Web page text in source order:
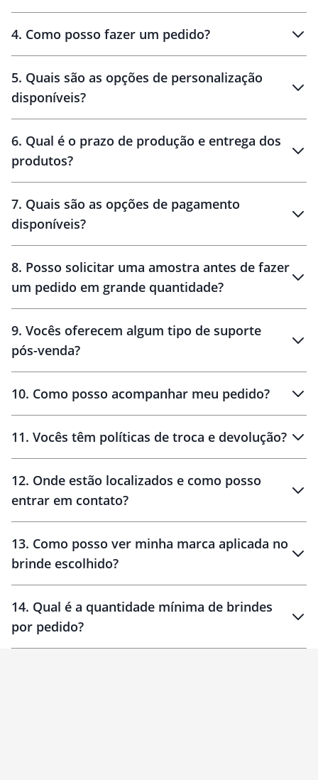
personalizados
brinde
personalização
4. Como posso fazer um pedido?
amostra virtual
5. Quais são as opções de personalização
disponíveis?
6. Qual é o prazo de produção e entrega dos
produtos?
10 dias
brinde
48 horas
7. Quais são as opções de pagamento
disponíveis?
8. Posso solicitar uma amostra antes de fazer
um pedido em grande quantidade?
amostras
9. Vocês oferecem algum tipo de suporte
pós-venda?
10. Como posso acompanhar meu pedido?
11. Vocês têm políticas de troca e devolução?
30 dias
12. Onde estão localizados e como posso
entrar em contato?
13. Como posso ver minha marca aplicada no
brinde escolhido?
14. Qual é a quantidade mínima de brindes
por pedido?